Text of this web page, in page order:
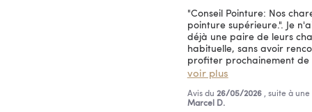
"Conseil Pointure: Nos
pointure supérieure.". Je
déjà une paire de leurs
habituelle, sans avoir
profiter prochainement de
voir plus
Avis du 26/05/2026 , suite à
Marcel D.